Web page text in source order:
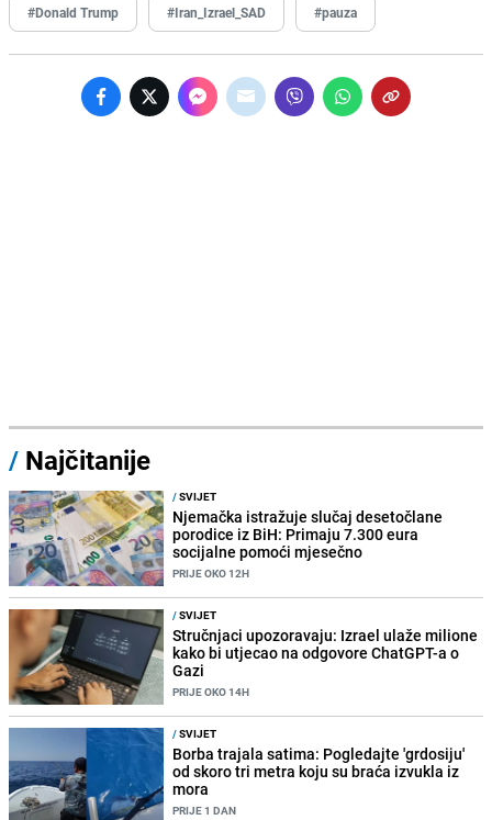
#Donald Trump #Iran_Izrael_SAD #pauza
/ Najčitanije
/SVIJET
Njemačka istražuje slučaj desetočlane
porodice iz BiH: Primaju 7.300 eura
socijalne pomoći mjesečno
PRIJE OKO 12H
/SVIJET
Stručnjaci upozoravaju: Izrael ulaže milione
kako bi utjecao na odgovore ChatGPT-a o
Gazi
PRIJE OKO 14H
/SVIJET
Borba trajala satima: Pogledajte 'grdosiju'
od skoro tri metra koju su braća izvukla iz
mora
PRIJE 1 DAN